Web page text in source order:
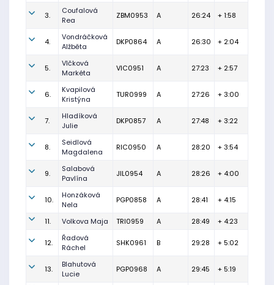
3.
Coufalová
Rea
ZBM0953 A 26:24 + 1:58
4.
Vondráčková
Alžběta
DKP0864 A 26:30 + 2:04
5.
Vlčková
Markéta
VIC0951 A 27:23 + 2:57
6.
Kvapilová
Kristýna
TUR0999 A 27:26 + 3:00
7.
Hladíková
Julie
DKP0857 A 27:48 + 3:22
8.
Seidlová
Magdalena
RIC0950 A 28:20 + 3:54
9.
Salabová
Pavlína
JIL0954 A 28:26 + 4:00
10.
Honzáková
Nela
PGP0858 A 28:41 + 4:15
11. Volkova Maja TRI0959 A 28:49 + 4:23
12.
Řadová
Ráchel
SHK0961 B 29:28 + 5:02
13.
Blahutová
Lucie
PGP0968 A 29:45 + 5:19